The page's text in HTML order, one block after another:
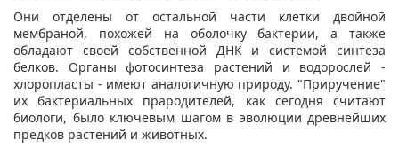
Они отделены от остальной части клетки двойной
мембраной, похожей на оболочку бактерии, а также
обладают своей собственной ДНК и системой синтеза
белков. Органы фотосинтеза растений и водорослей -
хлоропласты - имеют аналогичную природу. "Приручение"
их бактериальных прародителей, как сегодня считают
биологи, было ключевым шагом в эволюции древнейших
предков растений и животных.